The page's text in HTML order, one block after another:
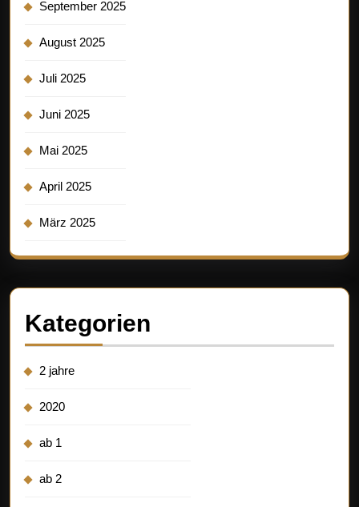
September 2025
August 2025
Juli 2025
Juni 2025
Mai 2025
April 2025
März 2025
Kategorien
2 jahre
2020
ab 1
ab 2